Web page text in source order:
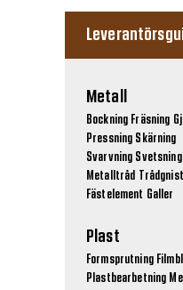
Metall
Bockning Fräsning
Pressning Skärning
Svarvning Svetsning
Metalltråd
Fästelement Galler
Plast
Formsprutning
Plastbearbetning